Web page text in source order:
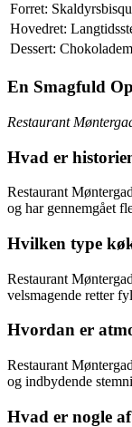
Forret:
Hovedret:
Dessert:
En Smagfuld
Restaurant
Hvad er
Restaurant
og har gennemgået
Hvilken type
Restaurant
velsmagende retter
Hvordan er
Restaurant
og indbydende
Hvad er nogle